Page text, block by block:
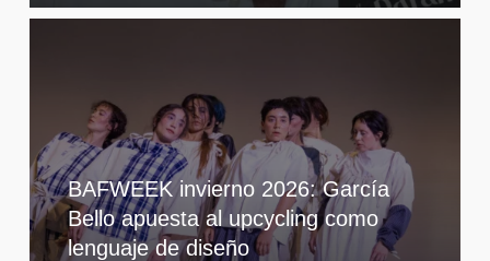
BAFWEEK invierno 2026: García
Bello apuesta al upcycling como
lenguaje de diseño